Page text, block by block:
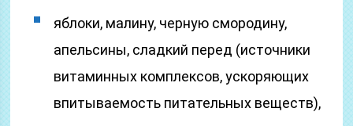
яблоки, малину, черную смородину,
апельсины, сладкий перед (источники
витаминных комплексов, ускоряющих
впитываемость питательных веществ),